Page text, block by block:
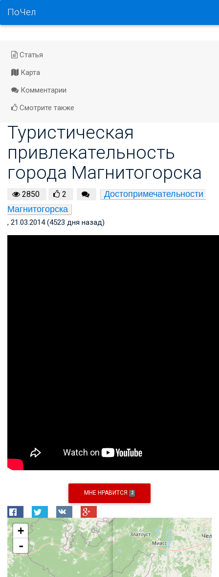
ПоЧел
Статья
Карта
Комментарии
Смотрите также
Туристическая
привлекательность
города Магнитогорска
2850 2
Достопримечательности
Магнитогорска
, 21.03.2014 (4523 дня назад)
МНЕ НРАВИТСЯ 2
+
-